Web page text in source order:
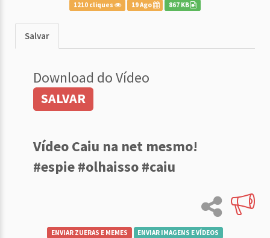
1210 cliques 19 Ago 867 KB
Salvar
Download do Vídeo
SALVAR
Vídeo Caiu na net mesmo!
#espie #olhaisso #caiu
ENVIAR ZUERAS E MEMES ENVIAR IMAGENS E VÍDEOS